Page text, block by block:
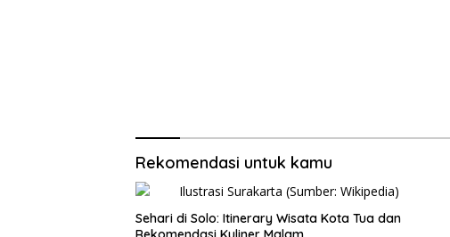
Rekomendasi untuk kamu
Sehari di Solo: Itinerary Wisata Kota Tua dan